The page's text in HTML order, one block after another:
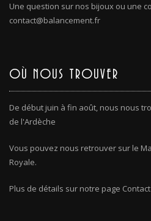
Une question sur nos bijoux ou une
contact@balancement.fr
OÙ NOUS TROUVER
De début juin à fin août, nous nous
de l'Ardèche
Vous pouvez nous retrouver sur le
Royale.
Plus de détails sur notre page Contact